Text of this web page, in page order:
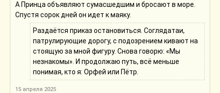
А Принца объявляют сумасшедшим и бросают в море.
Спустя сорок дней он идет к маяку.
Раздаётся приказ остановиться. Соглядатаи,
патрулирующие дорогу, с подозрением кивают на
стоящую за мной фигуру. Снова говорю: «Мы
незнакомы». И продолжаю путь, всё меньше
понимая, кто я: Орфей или Пётр.
15 апреля 2025